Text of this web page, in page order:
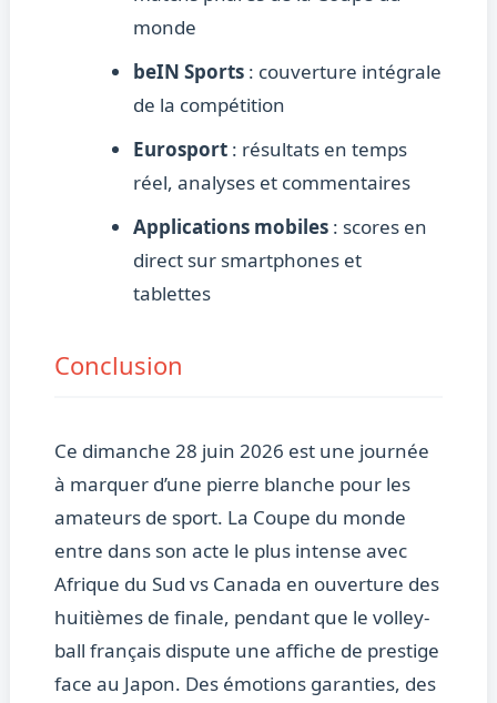
monde
beIN Sports: couverture intégrale
de la compétition
Eurosport: résultats en temps
réel, analyses et commentaires
Applications mobiles: scores en
direct sur smartphones et
tablettes
Conclusion
Ce dimanche 28 juin 2026 est une journée
à marquer d’une pierre blanche pour les
amateurs de sport. La Coupe du monde
entre dans son acte le plus intense avec
Afrique du Sud vs Canada en ouverture des
huitièmes de finale, pendant que le volley-
ball français dispute une affiche de prestige
face au Japon. Des émotions garanties, des